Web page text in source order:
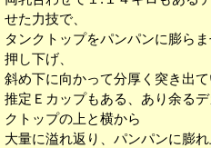
せた力技で、
タンクトップをパンパンに膨ら
押し下げ、
斜め下に向かって分厚く突き出
推定Ｅカップもある、あり余る
クトップの上と横から
大量に溢れ返り、パンパンに膨